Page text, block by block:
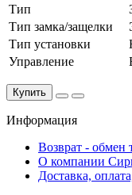
Тип
Тип замка/защелки
Тип установки
Управление
Купить
Информация
Возврат - обмен
О компании
Доставка,